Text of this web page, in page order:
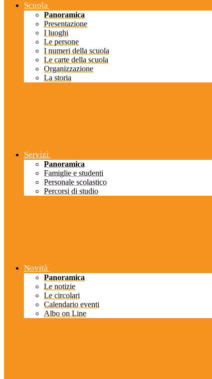
Scuola
Panoramica
Presentazione
I luoghi
Le persone
I numeri della scuola
Le carte della scuola
Organizzazione
La storia
Servizi
Panoramica
Famiglie e studenti
Personale scolastico
Percorsi di studio
Novità
Panoramica
Le notizie
Le circolari
Calendario eventi
Albo on Line